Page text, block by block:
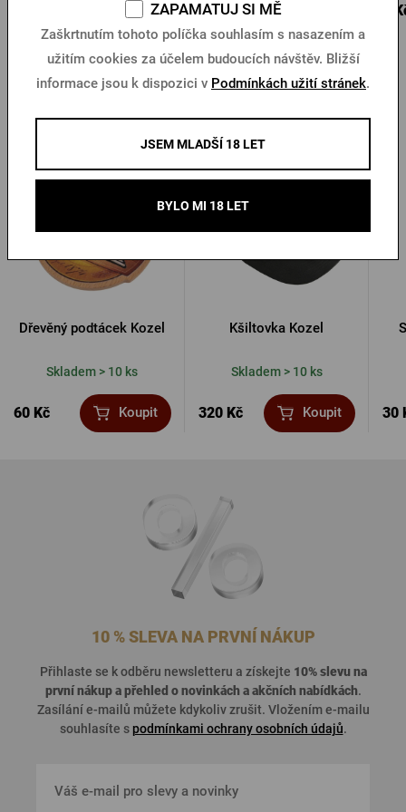
Koupit 25 Kč 5
Další produkty od Kozla
Dřevěný podtácek Kozel
Skladem > 10 ks
60 Kč Koupit
Kšiltovka Kozel
Skladem > 10 ks
320 Kč Koupit 30
10 % SLEVA NA PRVNÍ NÁKUP
Přihlaste se k odběru newsletteru a získejte 10% slevu na
první nákup a přehled o novinkách a akčních nabídkách.
Zasílání e-mailů můžete kdykoliv zrušit. Vložením e-mailu
souhlasíte s podmínkami ochrany osobních údajů.
ZAPAMATUJ SI MĚ
Zaškrtnutím tohoto políčka souhlasím s nasazením a
užitím cookies za účelem budoucích návštěv. Bližší
informace jsou k dispozici v Podmínkách užití stránek.
JSEM MLADŠÍ 18 LET
BYLO MI 18 LET